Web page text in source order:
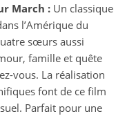
March : Un classique
l’Amérique du
sœurs aussi
famille et quête
vous. La réalisation
font de ce film
Parfait pour une